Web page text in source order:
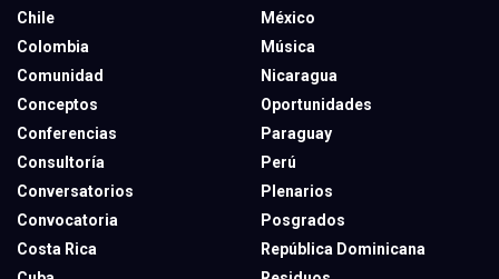
Chile
Colombia
Comunidad
Conceptos
Conferencias
Consultoría
Conversatorios
Convocatoria
Costa Rica
México
Música
Nicaragua
Oportunidades
Paraguay
Perú
Plenarios
Posgrados
República Dominicana